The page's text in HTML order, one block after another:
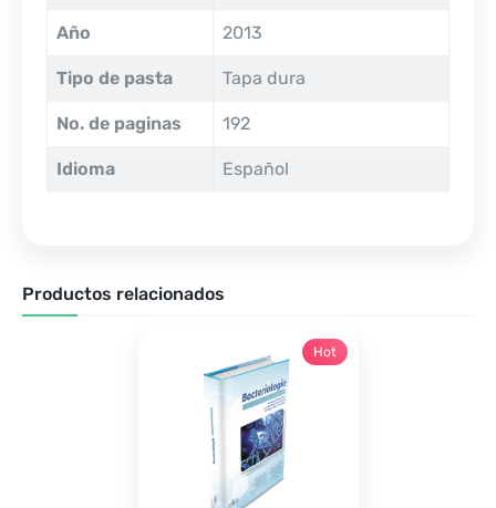
Año 2013
Tipo de pasta Tapa dura
No. de paginas 192
Idioma Español
Productos relacionados
Hot